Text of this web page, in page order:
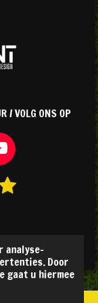
analyse-
Door
gaat u hiermee
/ VOLG ONS OP
e
n